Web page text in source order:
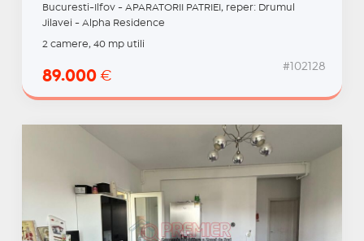
Bucuresti-Ilfov - APARATORII PATRIEI, reper: Drumul
Jilavei - Alpha Residence
2 camere, 40 mp utili
89.000 €
#102128